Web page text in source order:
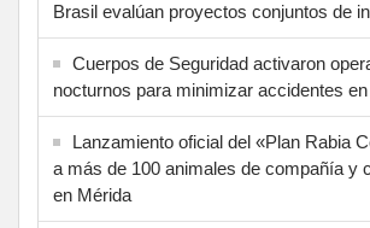
Brasil evalúan proyectos conjuntos de
Cuerpos de Seguridad activaron
nocturnos para minimizar accidentes
Lanzamiento oficial del «Plan Rabia
a más de 100 animales de compañía y
en Mérida